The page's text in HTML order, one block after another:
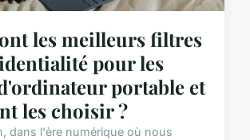
les meilleurs filtres
pour les
portable et
les choisir ?
dans l'ère numérique où nous